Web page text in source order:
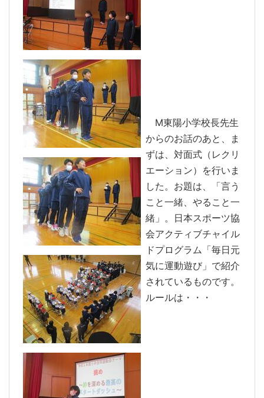
M東陽小学校長先生
からのお話のあと、ま
ずは、対面式（レクリ
エーション）を行いま
した。お題は、「言う
こと一緒、やること一
緒」。日本スポーツ協
会アクティブチャイル
ドプログラム「毎日元
気に運動遊び」で紹介
されているものです。
ルールは・・・